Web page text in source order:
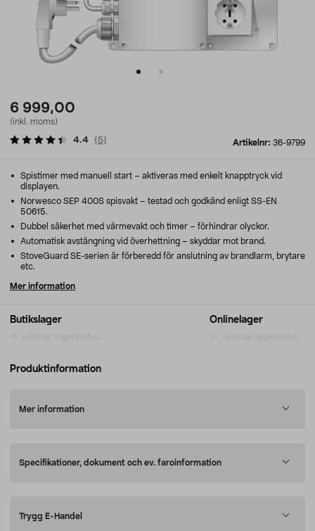
6 999,00
(inkl. moms)
Artikelnr: 36-9799
4.4 ( 5)
Butikslager Onlinelager
Spistimer med manuell start – aktiveras med enkelt knapptryck vid
displayen.
Norwesco SEP 400S spisvakt – testad och godkänd enligt SS-EN
50615.
Dubbel säkerhet med värmevakt och timer – förhindrar olyckor.
Automatisk avstängning vid överhettning – skyddar mot brand.
StoveGuard SE-serien är förberedd för anslutning av brandlarm, brytare
etc.
Mer information
Produktinformation
Mer information
Specifikationer, dokument och ev. faroinformation
Trygg E-Handel